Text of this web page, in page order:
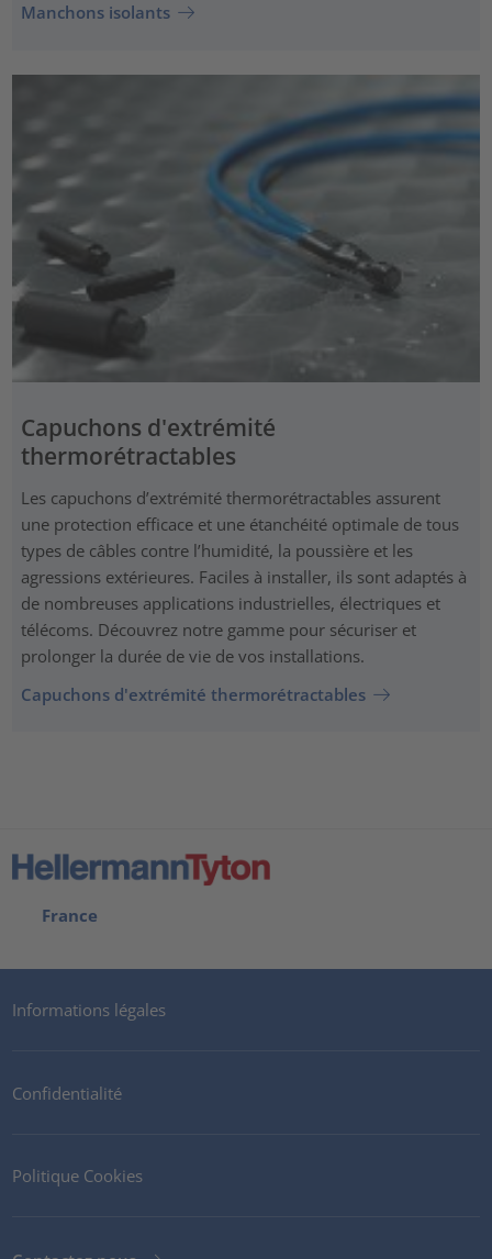
Manchons isolants
Capuchons d'extrémité
thermorétractables
Les capuchons d’extrémité thermorétractables assurent
une protection efficace et une étanchéité optimale de tous
types de câbles contre l’humidité, la poussière et les
agressions extérieures. Faciles à installer, ils sont adaptés à
de nombreuses applications industrielles, électriques et
télécoms. Découvrez notre gamme pour sécuriser et
prolonger la durée de vie de vos installations.
Capuchons d'extrémité thermorétractables
France
Informations légales
Confidentialité
Politique Cookies